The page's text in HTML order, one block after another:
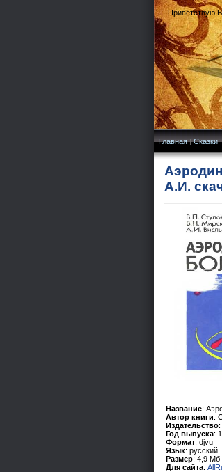
Приветствую
Главная|Сказки
А.И.
Название:
Автор книги:
Издательство
Год выпуска:
Формат: djvu
Язык: русский
Размер: 4,9 Мб
Для сайта: